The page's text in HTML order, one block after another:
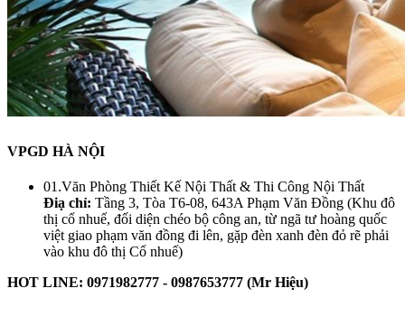
VPGD HÀ NỘI
01.Văn Phòng Thiết Kế Nội Thất & Thi Công Nội Thất
Điạ chỉ: Tầng 3, Tòa T6-08, 643A Phạm Văn Đồng (Khu đô
thị cổ nhuế, đối diện chéo bộ công an, từ ngã tư hoàng quốc
việt giao phạm văn đồng đi lên, gặp đèn xanh đèn đỏ rẽ phải
vào khu đô thị Cổ nhuế)
HOT LINE: 0971982777 - 0987653777 (Mr Hiệu)